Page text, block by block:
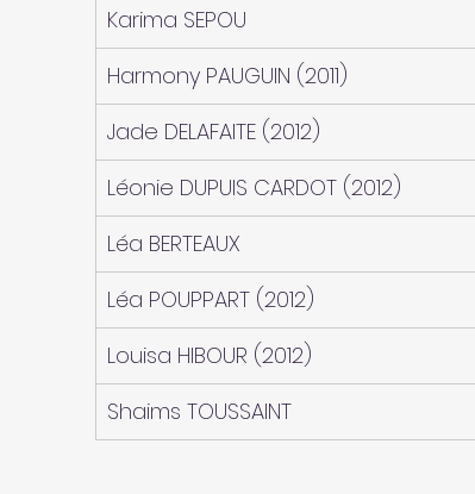
Karima SEPOU
Harmony PAUGUIN (2011)
Jade DELAFAITE (2012)
Léonie DUPUIS CARDOT (2012)
Léa BERTEAUX
Léa POUPPART (2012)
Louisa HIBOUR (2012)
Shaims TOUSSAINT